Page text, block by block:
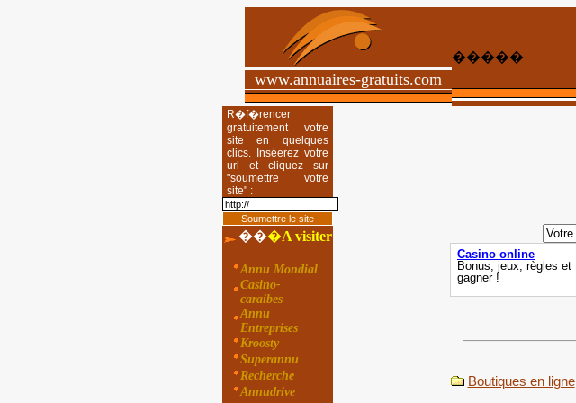
www.annuaires-gratuits.com
�����
R�f�rencer
gratuitement votre
site en quelques
clics. Inséerez votre
url et cliquez sur
"soumettre votre
site" :
���A visiter
Annu Mondial
Casino-
caraibes
Annu
Entreprises
Kroosty
Superannu
Recherche
Annudrive
Boutiques en ligne